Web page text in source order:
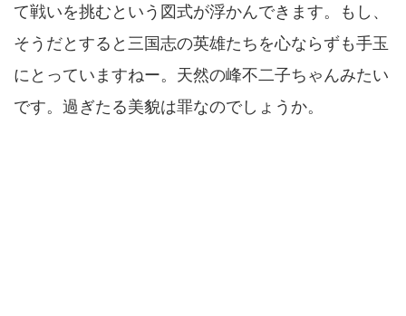
て戦いを挑むという図式が浮かんできます。もし、
そうだとすると三国志の英雄たちを心ならずも手玉
にとっていますねー。天然の峰不二子ちゃんみたい
です。過ぎたる美貌は罪なのでしょうか。